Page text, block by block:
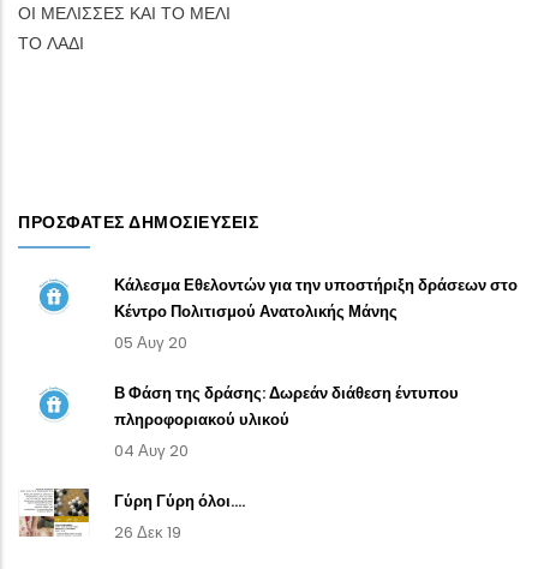
ΟΙ ΜΕΛΙΣΣΕΣ ΚΑΙ ΤΟ ΜΕΛΙ
ΤΟ ΛΑΔΙ
ΠΡΌΣΦΑΤΕΣ ΔΗΜΟΣΙΕΎΣΕΙΣ
Κάλεσμα Εθελοντών για την υποστήριξη δράσεων στο
Κέντρο Πολιτισμού Ανατολικής Μάνης
05 Αυγ 20
Β Φάση της δράσης: Δωρεάν διάθεση έντυπου
πληροφοριακού υλικού
04 Αυγ 20
Γύρη Γύρη όλοι....
26 Δεκ 19